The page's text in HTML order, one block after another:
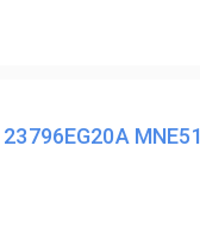
MNE51